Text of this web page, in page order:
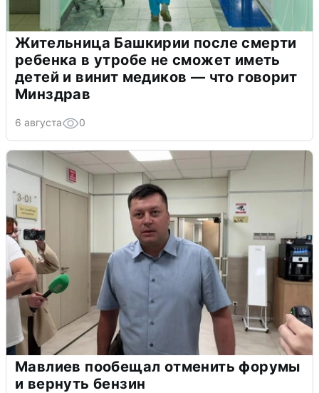
Жительница Башкирии после смерти
ребенка в утробе не сможет иметь
детей и винит медиков — что говорит
Минздрав
6 августа 0
Мавлиев пообещал отменить форумы
и вернуть бензин